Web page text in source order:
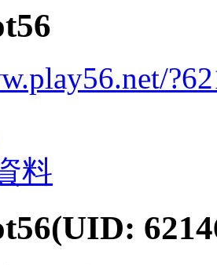
料
(UID: